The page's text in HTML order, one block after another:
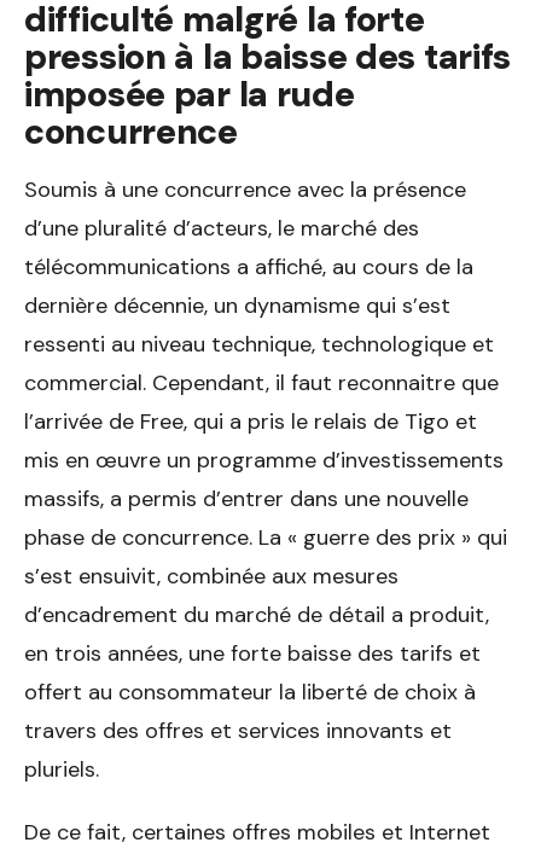
difficulté malgré la forte
pression à la baisse des tarifs
imposée par la rude
concurrence
Soumis à une concurrence avec la présence
d’une pluralité d’acteurs, le marché des
télécommunications a affiché, au cours de la
dernière décennie, un dynamisme qui s’est
ressenti au niveau technique, technologique et
commercial. Cependant, il faut reconnaitre que
l’arrivée de Free, qui a pris le relais de Tigo et
mis en œuvre un programme d’investissements
massifs, a permis d’entrer dans une nouvelle
phase de concurrence. La « guerre des prix » qui
s’est ensuivit, combinée aux mesures
d’encadrement du marché de détail a produit,
en trois années, une forte baisse des tarifs et
offert au consommateur la liberté de choix à
travers des offres et services innovants et
pluriels.
De ce fait, certaines offres mobiles et Internet